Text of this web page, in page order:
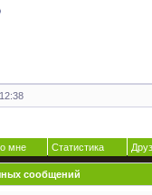
12:38
мне Статистика
сообщений